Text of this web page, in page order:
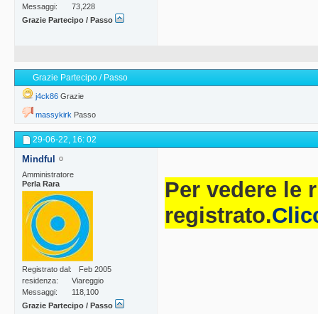
Messaggi
73,228
Grazie Partecipo / Passo
Grazie Partecipo / Passo
j4ck86 Grazie
massykirk Passo
29-06-22, 16: 02
Mindful
Amministratore
Perla Rara
Registrato dal
Feb 2005
residenza
Viareggio
Messaggi
118,100
Grazie Partecipo / Passo
Per vedere le
registrato.